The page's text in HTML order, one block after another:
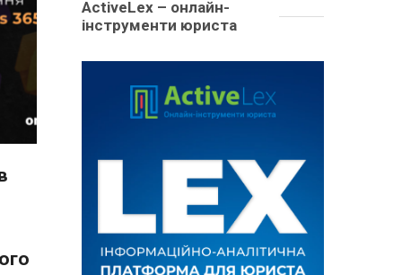
ActiveLex – онлайн-
інструменти юриста